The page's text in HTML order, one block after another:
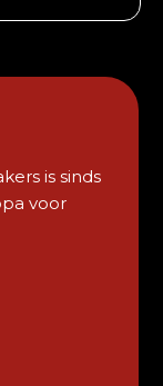
is sinds
voor